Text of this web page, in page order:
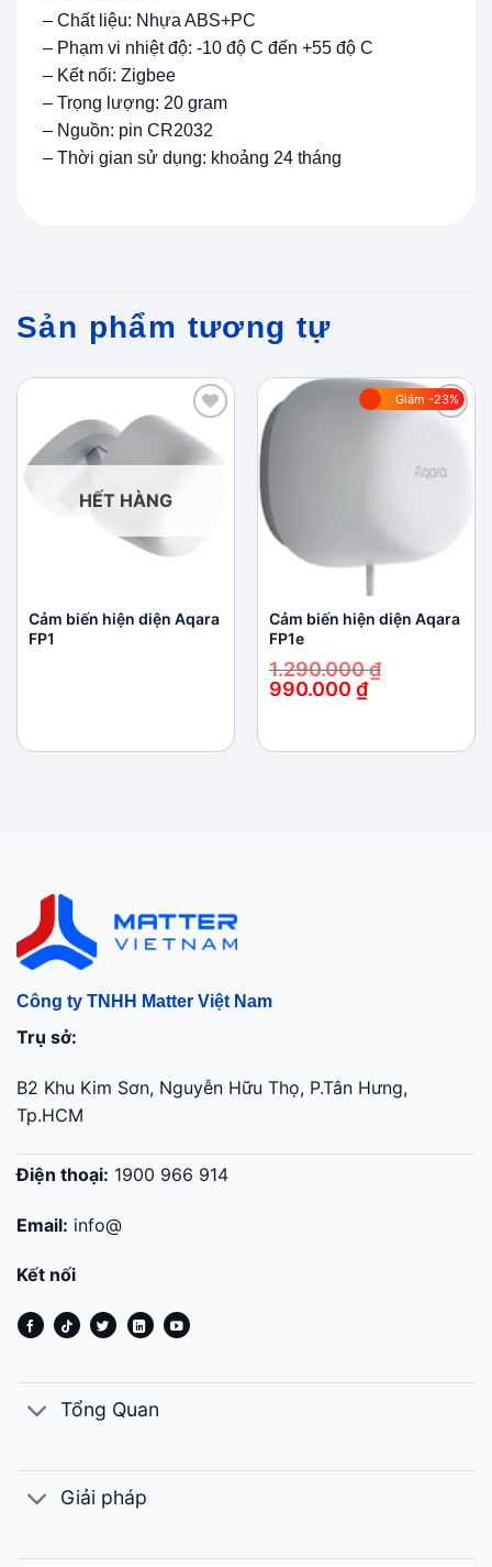
– Chất liệu: Nhựa ABS+PC
– Phạm vi nhiệt độ: -10 độ C đến +55 độ C
– Kết nối: Zigbee
– Trọng lượng: 20 gram
– Nguồn: pin CR2032
– Thời gian sử dụng: khoảng 24 tháng
Sản phẩm tương tự
Add to
wishlist
HẾT HÀNG
Cảm biến hiện diện Aqara
FP1
Giảm -23%
Cảm biến hiện diện Aqara
FP1e
1.290.000₫
1.290.000 ₫.
990.000 ₫
là:
Công ty TNHH Matter Việt Nam
Trụ sở:
B2 Khu Kim Sơn, Nguyễn Hữu Thọ, P.Tân Hưng,
Tp.HCM
Điện thoại: 1900 966 914
Email: info@
Kết nối
Tổng Quan
Giải pháp